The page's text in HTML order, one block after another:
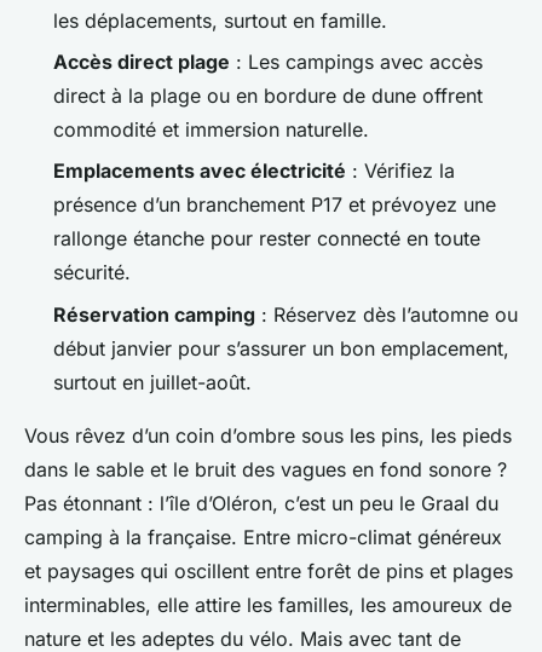
les déplacements, surtout en famille.
Accès direct plage : Les campings avec accès
direct à la plage ou en bordure de dune offrent
commodité et immersion naturelle.
Emplacements avec électricité : Vérifiez la
présence d’un branchement P17 et prévoyez une
rallonge étanche pour rester connecté en toute
sécurité.
Réservation camping : Réservez dès l’automne ou
début janvier pour s’assurer un bon emplacement,
surtout en juillet-août.
Vous rêvez d’un coin d’ombre sous les pins, les pieds
dans le sable et le bruit des vagues en fond sonore ?
Pas étonnant : l’île d’Oléron, c’est un peu le Graal du
camping à la française. Entre micro-climat généreux
et paysages qui oscillent entre forêt de pins et plages
interminables, elle attire les familles, les amoureux de
nature et les adeptes du vélo. Mais avec tant de